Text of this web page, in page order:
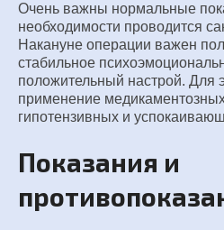
Очень важны нормальные
необходимости проводится
Накануне операции важен
стабильное
положительный настрой. Для
применение
гипотензивных и
Показания и